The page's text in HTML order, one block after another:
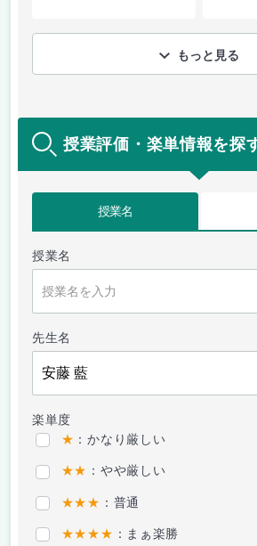
もっと見る
授業評価・楽単情報を探
授業名
授業名
先生名
楽単度
★ ：かなり厳しい
★★ ：やや厳しい
★★★ ：普通
★★★★ ：まぁ楽勝